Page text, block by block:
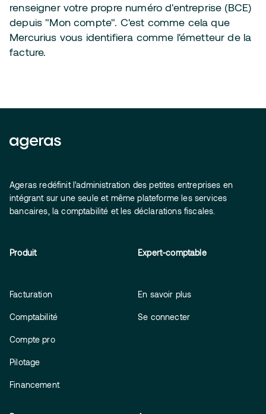
renseigner votre propre numéro d'entreprise (BCE)
depuis "Mon compte". C'est comme cela que
Mercurius vous identifiera comme l'émetteur de la
facture.
Ageras redéfinit l'administration des petites entreprises en
intégrant sur une seule et même plateforme les services
bancaires, la comptabilité et les déclarations fiscales.
Produit
Facturation
Comptabilité
Compte pro
Pilotage
Financement
Expert-comptable
En savoir plus
Se connecter